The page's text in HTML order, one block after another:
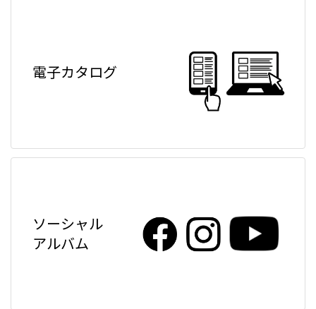
電子カタログ
ソーシャル
アルバム